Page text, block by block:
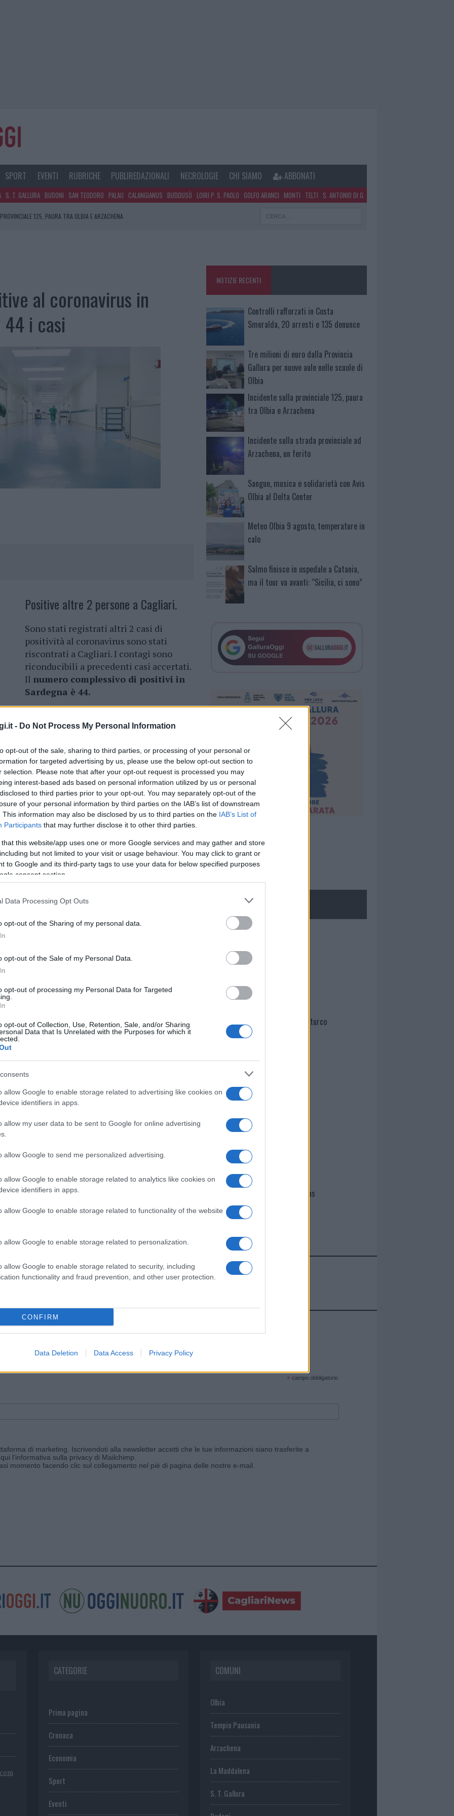
- Do Not Process My Personal Information
opt-out of the sale, sharing to third parties, or processing of your personal or
for targeted advertising by us, please use the below opt-out section to
selection. Please note that after your opt-out request is processed you may
interest-based ads based on personal information utilized by us or personal
to third parties prior to your opt-out. You may separately opt-out of the
of your personal information by third parties on the IAB’s list of downstream
This information may also be disclosed by us to third parties on the IAB’s List of
Participants that may further disclose it to other third parties.
that this website/app uses one or more Google services and may gather and store
but not limited to your visit or usage behaviour. You may click to grant or
to Google and its third-party tags to use your data for below specified purposes
consent section.
Data Processing Opt Outs
opt-out of the Sharing of my personal data.
opt-out of the Sale of my Personal Data.
opt-out of processing my Personal Data for Targeted
opt-out of Collection, Use, Retention, Sale, and/or Sharing
Data that Is Unrelated with the Purposes for which it
allow Google to enable storage related to advertising like cookies on
identifiers in apps.
allow my user data to be sent to Google for online advertising
allow Google to send me personalized advertising.
allow Google to enable storage related to analytics like cookies on
identifiers in apps.
allow Google to enable storage related to functionality of the website
allow Google to enable storage related to personalization.
allow Google to enable storage related to security, including
functionality and fraud prevention, and other user protection.
CONFIRM
Data Deletion Data Access Privacy Policy
SPORT EVENTI RUBRICHE PUBLIREDAZIONALI NECROLOGIE CHI SIAMO ABBONATI
S. T. GALLURA BUDONI SAN TEODORO PALAU CALANGIANUS BUDDUSÒ LOIRI P. S. PAOLO GOLFO ARANCI MONTI TELTI S. ANTONIO DI G.
125, PAURA TRA OLBIA E ARZACHENA
al coronavirus in
44 i casi
Positive altre 2 persone a Cagliari.
Sono stati registrati altri 2 casi di
positività al coronavirus sono stati
riscontrati a Cagliari. I contagi sono
riconducibili a precedenti casi accertati.
Il numero complessivo di positivi in
Sardegna è 44.
cliccandoqui
nella sezioneLogindal menù del sito o
i tuoi video e le tue foto
+39 345 356 7512
di GalluraOggi.it
news daGoogle News
NOTIZIE RECENTI
Controlli rafforzati in Costa
Smeralda, 20 arresti e 135 denunce
Tre milioni di euro dalla Provincia
Gallura per nuove aule nelle scuole di
Olbia
Incidente sulla provinciale 125, paura
tra Olbia e Arzachena
Incidente sulla strada provinciale ad
Arzachena, un ferito
Sangue, musica e solidarietà con Avis
Olbia al Delta Center
Meteo Olbia 9 agosto, temperature in
calo
Salmo finisce in ospedale a Catania,
ma il tour va avanti: “Sicilia, ci sono”
NECROLOGIE
Martina Agostina Diturco
I nostri cari
I nostri cari
Giovannimaria Cabras
Invia un Comunicato Stampa|Pubblicità|Segnala
e ricevi le nostre email periodiche contenenti le ultime notizie pubblicate sul sito web!
* campo obbligatorio
di marketing. Iscrivendoti alla newsletter accetti che le tue informazioni siano trasferite a
l'informativa sulla privacy di Mailchimp
momento facendo clic sul collegamento nel piè di pagina delle nostre e-mail.
CATEGORIE
Prima pagina
Cronaca
Economia
Sport
Eventi
COMUNI
Olbia
Tempio Pausania
Arzachena
La Maddalena
S. T. Gallura